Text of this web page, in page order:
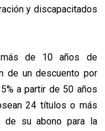
y discapacitados
más de 10 años de
de un descuento por
a partir de 50 años
24 títulos o más
de su abono para la